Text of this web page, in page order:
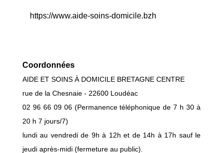
https://www.aide-soins-domicile.bzh
Coordonnées
AIDE ET SOINS À DOMICILE BRETAGNE CENTRE
rue de la Chesnaie - 22600 Loudéac
02 96 66 09 06 (Permanence téléphonique de 7 h 30 à
20 h 7 jours/7)
lundi au vendredi de 9h à 12h et de 14h à 17h sauf le
jeudi après-midi (fermeture au public).​​​​